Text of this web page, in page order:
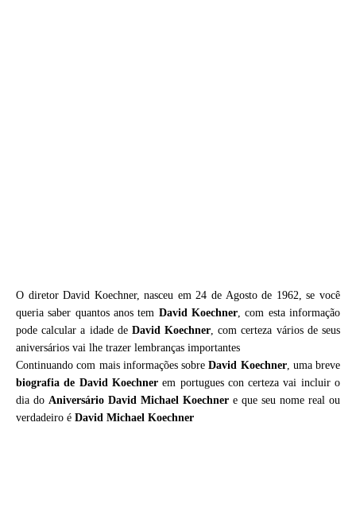
O diretor David Koechner, nasceu em 24 de Agosto de 1962, se você
queria saber quantos anos tem David Koechner, com esta informação
pode calcular a idade de David Koechner, com certeza vários de seus
aniversários vai lhe trazer lembranças importantes
Continuando com mais informações sobreDavid Koechner, uma breve
biografia de David Koechnerem portugues con certeza vai incluir o
dia do Aniversário David Michael Koechner e que seu nome real ou
verdadeiro é David Michael Koechner